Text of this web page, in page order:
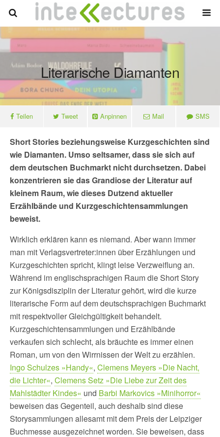
Literarische Diamanten
Teilen Tweet Anpinnen Mail SMS
Short Stories beziehungsweise Kurzgeschichten sind
wie Diamanten. Umso seltsamer, dass sie sich auf
dem deutschen Buchmarkt nicht durchsetzen. Dabei
konzentrieren sie das Grandiose der Literatur auf
kleinem Raum, wie dieses Dutzend aktueller
Erzählbände und Kurzgeschichtensammlungen
beweist.
Wirklich erklären kann es niemand. Aber wann immer
man mit Verlagsvertreter:innen über Erzählungen und
Kurzgeschichten spricht, klingt leise Verzweiflung an.
Während im englischsprachigen Raum die Short Story
zur Königsdisziplin der Literatur gehört, wird die kurze
literarische Form auf dem deutschsprachigen Buchmarkt
mit respektvoller Gleichgültigkeit behandelt.
Kurzgeschichtensammlungen und Erzählbände
verkaufen sich schlecht, als bräuchte es immer einen
Roman, um von den Wirrnissen der Welt zu erzählen.
Ingo Schulzes »Handy«, Clemens Meyers »Die Nacht,
die Lichter«, Clemens Setz »Die Liebe zur Zeit des
Mahlstädter Kindes« und Barbi Markovics »Minihorror«
beweisen das Gegenteil, auch deshalb sind diese
Storysammlungen allesamt mit dem Preis der Leipziger
Buchmesse ausgezeichnet worden. Sie beweisen, dass